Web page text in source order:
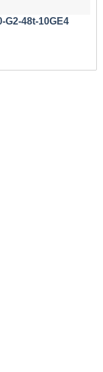
các mạng Lớp
cho hoạt động
G2-48t-10GE4